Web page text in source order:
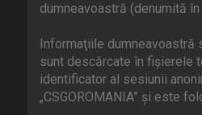
dumneavoastră (denumită
Informaţiile dumneavoastră
sunt descărcate în fişierele
identificator al sesiunii
„CSGOROMANIA” şi este